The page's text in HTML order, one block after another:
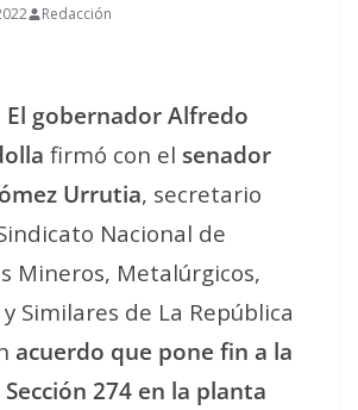
Redacción
El gobernador Alfredo
firmó con el senador
Urrutia, secretario
Nacional de
Mineros, Metalúrgicos,
Similares de La República
acuerdo que pone fin a la
274 en la planta